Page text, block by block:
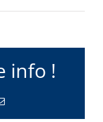
info !
Email